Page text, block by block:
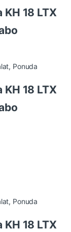
18 LTX
, Ponuda
18 LTX
, Ponuda
18 LTX